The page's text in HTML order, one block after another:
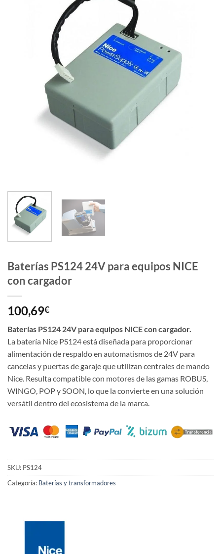
Baterías PS124 24V para equipos NICE
con cargador
100,69€
Baterías PS124 24V para equipos NICE con cargador.
La batería Nice PS124 está diseñada para proporcionar
alimentación de respaldo en automatismos de 24V para
cancelas y puertas de garaje que utilizan centrales de mando
Nice. Resulta compatible con motores de las gamas ROBUS,
WINGO, POP y SOON, lo que la convierte en una solución
versátil dentro del ecosistema de la marca.
SKU: PS124
Categoría: Baterías y transformadores